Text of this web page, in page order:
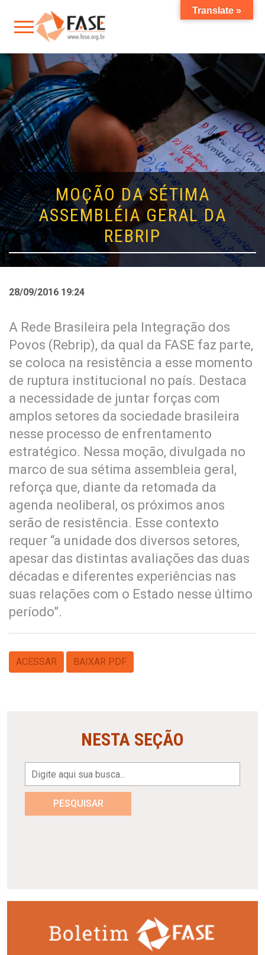
MOÇÃO DA SÉTIMA
ASSEMBLÉIA GERAL DA
REBRIP
28/09/2016 19:24
A Rede Brasileira pela Integração dos
Povos (Rebrip), da qual da FASE faz parte,
se coloca na resistência a esse momento
de ruptura institucional no país. Destaca
a necessidade de juntar forças com
amplos setores da sociedade brasileira
nesse processo de enfrentamento
estratégico. Nessa moção, divulgada no
marco de sua sétima assembleia geral,
reforça que, diante da retomada da
agenda neoliberal, os próximos anos
serão de resistência. Esse contexto
requer “a unidade dos diversos setores,
apesar das distintas avaliações das duas
décadas e diferentes experiências nas
suas relações com o Estado nesse último
período”.
ACESSAR BAIXAR PDF
NESTA SEÇÃO
PESQUISAR
Translate »